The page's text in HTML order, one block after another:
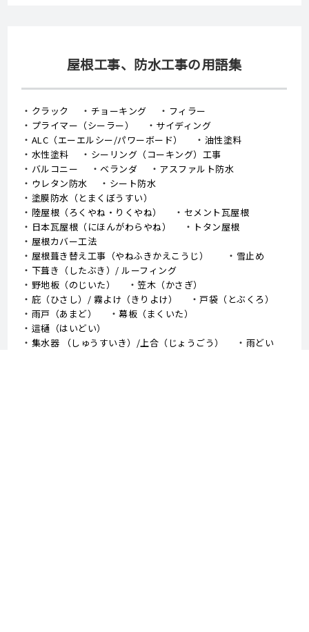
屋根工事、防水工事の用語集
クラック チョーキング
フィラー
プライマー（シーラー）
サイディング
ALC（エーエルシー/パワーボード）
油性塗料
水性塗料
シーリング（コーキング）工事
バルコニー
ベランダ
アスファルト防水
ウレタン防水
シート防水
塗膜防水（とまくぼうすい）
陸屋根（ろくやね・りくやね）
セメント瓦屋根
日本瓦屋根（にほんがわらやね）
トタン屋根
屋根カバー工法
屋根葺き替え工事（やねふきかえこうじ）
雪止め
下葺き（したぶき）/ ルーフィング
野地板（のじいた）
笠木（かさぎ）
庇（ひさし）/ 霧よけ（きりよけ）
戸袋（とぶくろ）
雨戸（あまど）
幕板（まくいた）
這樋（はいどい）
集水器 （しゅうすいき）/上合（じょうごう）
雨どい